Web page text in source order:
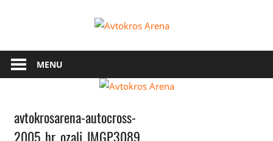
Arena
MENU
avtokrosarena-autocross-
2005_hr_ozalj_IMGP3089